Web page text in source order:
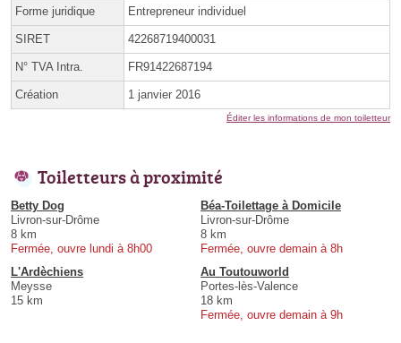
Forme juridique Entrepreneur individuel
SIRET 42268719400031
N° TVA Intra. FR91422687194
Création 1 janvier 2016
Éditer les informations de mon toiletteur
Toiletteurs à proximité
Betty Dog
Livron-sur-Drôme
8 km
Fermée, ouvre lundi à 8h00
Béa-Toilettage à Domicile
Livron-sur-Drôme
8 km
Fermée, ouvre demain à 8h
L'Ardèchiens
Meysse
15 km
Au Toutouworld
Portes-lès-Valence
18 km
Fermée, ouvre demain à 9h